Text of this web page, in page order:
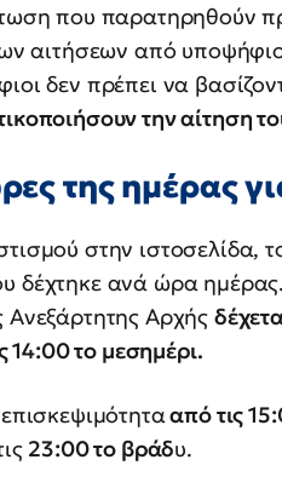
που παρατηρηθούν
αιτήσεων από
δεν πρέπει να
την αίτηση
της ημέρας
στην ιστοσελίδα,
δέχτηκε ανά ώρα
Αρχής
14:00 το μεσημέρι.
από τις
23:00 το βράδυ.